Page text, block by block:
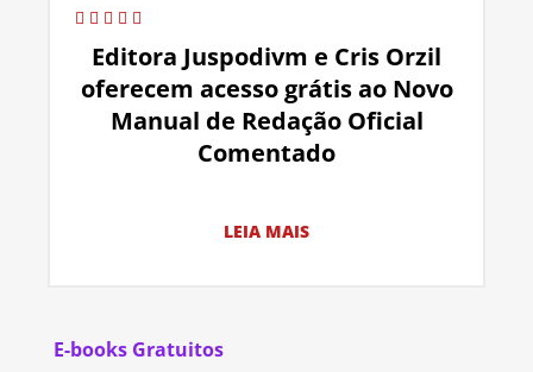
Editora Juspodivm e Cris Orzil
oferecem acesso grátis ao Novo
Manual de Redação Oficial
Comentado
LEIA MAIS
E-books Gratuitos